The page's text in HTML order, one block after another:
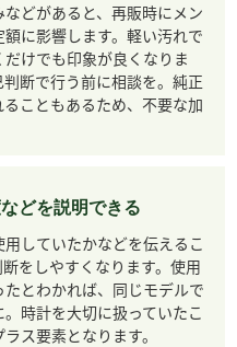
どがあると、再販時にメン
に影響します。軽い汚れで
けでも印象が良くなりま
断で行う前に相談を。純正
こともあるため、不要な加
どを説明できる
していたかなどを伝えるこ
をしやすくなります。使用
とわかれば、同じモデルで
時計を大切に扱っていたこ
ス要素となります。